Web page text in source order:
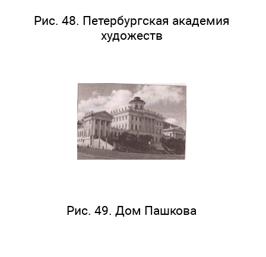
Рис. 48. Петербургская академия
художеств
Рис. 49. Дом Пашкова